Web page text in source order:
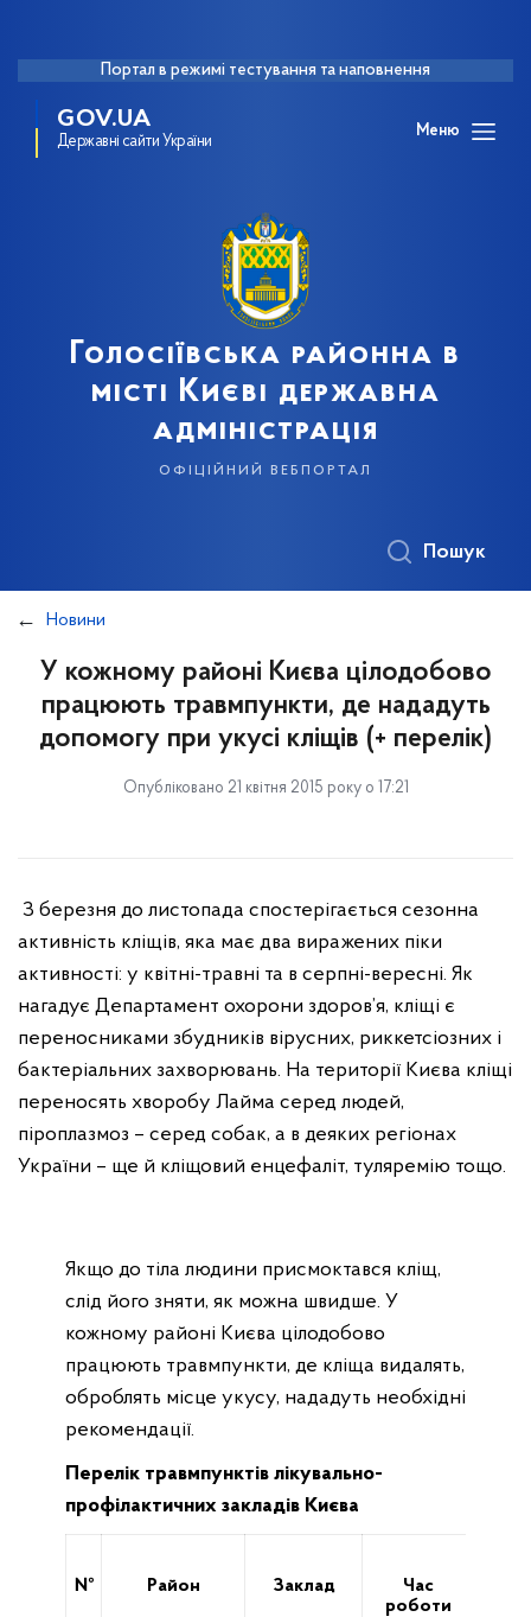
Портал в режимі тестування та наповнення
GOV.UA
Державні сайти України
Меню
Голосіївська районна в
місті Києві державна
адміністрація
офіційний вебпортал
Пошук
Новини
У кожному районі Києва цілодобово
працюють травмпункти, де нададуть
допомогу при укусі кліщів (+ перелік)
Опубліковано 21 квітня 2015 року о 17:21
З березня до листопада спостерігається сезонна
активність кліщів, яка має два виражених піки
активності: у квітні-травні та в серпні-вересні. Як
нагадує Департамент охорони здоров’я, кліщі є
переносниками збудників вірусних, риккетсіозних і
бактеріальних захворювань. На території Києва кліщі
переносять хворобу Лайма серед людей,
піроплазмоз – серед собак, а в деяких регіонах
України – ще й кліщовий енцефаліт, туляремію тощо.
Якщо до тіла людини присмоктався кліщ,
слід його зняти, як можна швидше. У
кожному районі Києва цілодобово
працюють травмпункти, де кліща видалять,
оброблять місце укусу, нададуть необхідні
рекомендації.
Перелік травмпунктів лікувально-
профілактичних закладів Києва
№ Район Заклад
Час
роботи